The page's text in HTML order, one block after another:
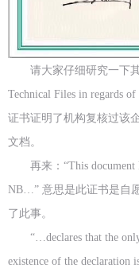
请大家仔细研究一下
Technical Files in regards
证书证明了机构复核过该
文档。
再来：“This document
NB…” 意思是此证书是自
了此事。
“…declares that the
existence of the declaration